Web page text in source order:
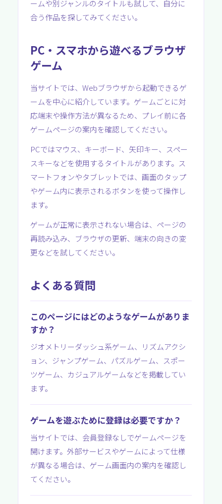
ームや別ジャンルのタイトルも試して、自分に
合う作品を探してみてください。
PC・スマホから遊べるブラウザ
ゲーム
当サイトでは、Webブラウザから起動できるゲ
ームを中心に紹介しています。ゲームごとに対
応端末や操作方法が異なるため、プレイ前に各
ゲームページの案内を確認してください。
PCではマウス、キーボード、矢印キー、スペー
スキーなどを使用するタイトルがあります。ス
マートフォンやタブレットでは、画面のタップ
やゲーム内に表示されるボタンを使って操作し
ます。
ゲームが正常に表示されない場合は、ページの
再読み込み、ブラウザの更新、端末の向きの変
更などを試してください。
よくある質問
このページにはどのようなゲームがありま
すか？
ジオメトリーダッシュ系ゲーム、リズムアクシ
ョン、ジャンプゲーム、パズルゲーム、スポー
ツゲーム、カジュアルゲームなどを掲載してい
ます。
ゲームを遊ぶために登録は必要ですか？
当サイトでは、会員登録なしでゲームページを
開けます。外部サービスやゲームによって仕様
が異なる場合は、ゲーム画面内の案内を確認し
てください。